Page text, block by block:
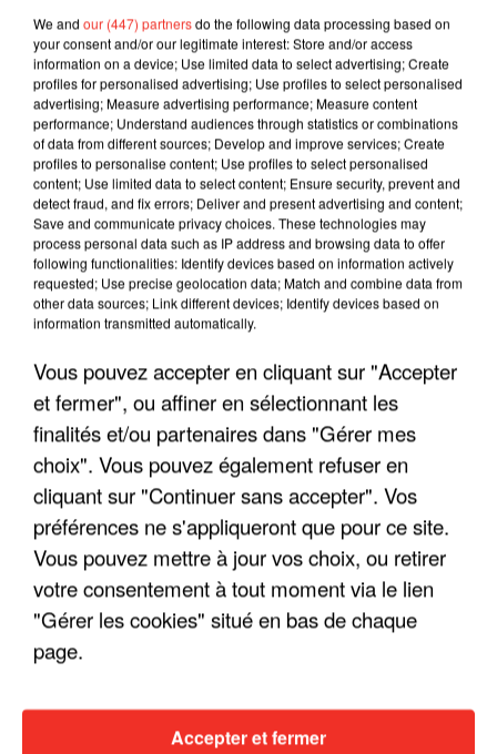
17h00
17h00
We and our (447) partnersdo the following data processing based on
your consent and/or our legitimate interest: Store and/or access
information on a device; Use limited data to select advertising; Create
profiles for personalised advertising; Use profiles to select personalised
advertising; Measure advertising performance; Measure content
performance; Understand audiences through statistics or combinations
of data from different sources; Develop and improve services; Create
profiles to personalise content; Use profiles to select personalised
content; Use limited data to select content; Ensure security, prevent and
detect fraud, and fix errors; Deliver and present advertising and content;
Save and communicate privacy choices. These technologies may
process personal data such as IP address and browsing data to offer
following functionalities: Identify devices based on information actively
requested; Use precise geolocation data; Match and combine data from
other data sources; Link different devices; Identify devices based on
information transmitted automatically.
Vous pouvez accepter en cliquant sur "Accepter
et fermer", ou affiner en sélectionnant les
finalités et/ou partenaires dans "Gérer mes
choix". Vous pouvez également refuser en
cliquant sur "Continuer sans accepter". Vos
préférences ne s'appliqueront que pour ce site.
Vous pouvez mettre à jour vos choix, ou retirer
votre consentement à tout moment via le lien
"Gérer les cookies" situé en bas de chaque
page.
Accepter et fermer